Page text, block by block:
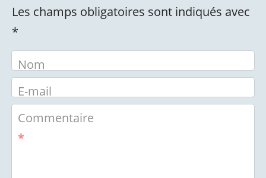
Les champs obligatoires sont indiqués avec
*
Nom
E-mail
Commentaire
*